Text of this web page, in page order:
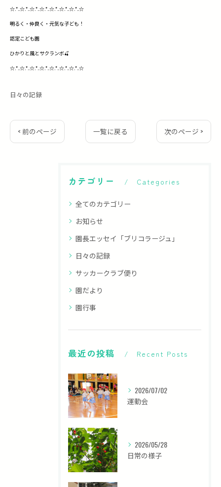
☆.*..☆.*..☆.*..☆.*..☆.*..☆.*..☆.*..☆
明るく・仲良く・元気な子ども！
認定こども園
ひかりと風とサクランボ🍒
☆.*..☆.*..☆.*..☆.*..☆.*..☆.*..☆.*..☆
日々の記録
< 前のページ 一覧に戻る 次のページ >
カテゴリー Categories
全てのカテゴリー
お知らせ
園長エッセイ「ブリコラージュ」
日々の記録
サッカークラブ便り
園だより
園行事
最近の投稿 Recent Posts
2026/07/02
運動会
2026/05/28
日常の様子